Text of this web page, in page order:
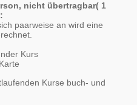
nicht übertragbar( 1
paarweise an wird eine
Kurs
Kurse buch- und